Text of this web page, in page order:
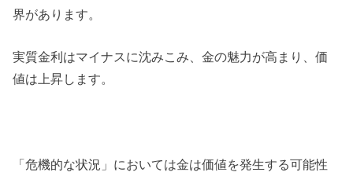
界があります。
実質金利はマイナスに沈みこみ、金の魅力が高まり、価
値は上昇します。
「危機的な状況」においては金は価値を発生する可能性